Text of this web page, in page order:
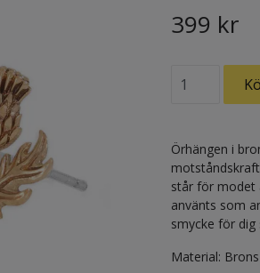
399 kr
Örhängen i
står för modet
använts som
smycke för
Material: